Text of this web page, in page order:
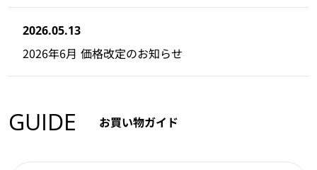
2026.05.13
2026年6月 価格改定のお知らせ
GUIDE お買い物ガイド